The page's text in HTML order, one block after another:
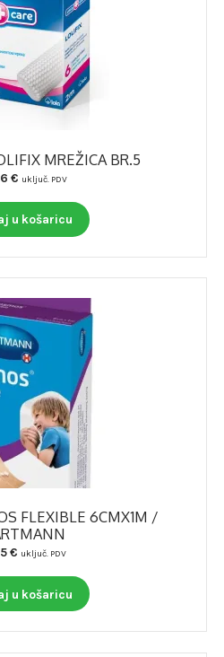
MREŽICA BR.5
€ uključ. PDV
u košaricu
FLEXIBLE 6CMX1M /
€ uključ. PDV
u košaricu